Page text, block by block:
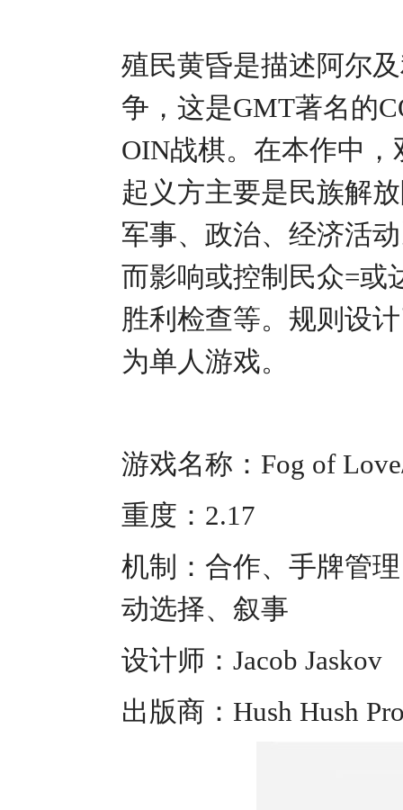
殖民黄昏是描述阿尔
争，这是GMT著名的
OIN战棋。在本作中
起义方主要是民族解
军事、政治、经济活
而影响或控制民众=或
胜利检查等。规则设
为单人游戏。
游戏名称：Fog of
重度：2.17
机制：合作、手牌管
动选择、叙事
设计师：Jacob Jaskov
出版商：Hush Hush